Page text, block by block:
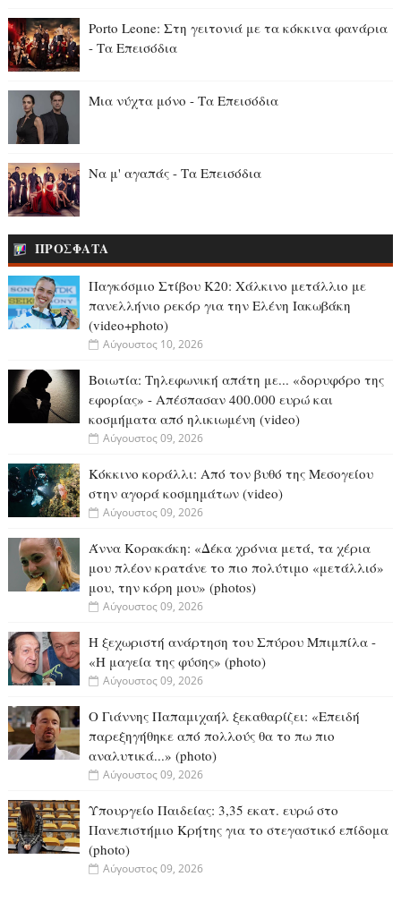
Porto Leone: Στη γειτονιά με τα κόκκιvα φαvάρια
- Τα Επεισόδια
Μια νύχτα μόνο - Τα Επεισόδια
Να μ' αγαπάς - Τα Επεισόδια
ΠΡΟΣΦΑΤΑ
Παγκόσμιο Στίβου Κ20: Χάλκινο μετάλλιο με
πανελλήνιο ρεκόρ για την Ελένη Ιακωβάκη
(video+photo)
Αύγουστος 10, 2026
Βοιωτία: Tηλεφωνική απάτη με... «δορυφόρο της
εφορίας» - Απέσπασαν 400.000 ευρώ και
κοσμήματα από ηλικιωμένη (video)
Αύγουστος 09, 2026
Κόκκινο κοράλλι: Από τον βυθό της Μεσογείου
στην αγορά κοσμημάτων (video)
Αύγουστος 09, 2026
Άννα Κορακάκη: «Δέκα χρόνια μετά, τα χέρια
μου πλέον κρατάνε το πιο πολύτιμο «μετάλλιό»
μου, την κόρη μου» (photos)
Αύγουστος 09, 2026
Η ξεχωριστή ανάρτηση του Σπύρου Μπιμπίλα -
«Η μαγεία της φύσης» (photo)
Αύγουστος 09, 2026
O Γιάννης Παπαμιχαήλ ξεκαθαρίζει: «Επειδή
παρεξηγήθηκε από πολλούς θα το πω πιο
αναλυτικά...» (photo)
Αύγουστος 09, 2026
Υπουργείο Παιδείας: 3,35 εκατ. ευρώ στο
Πανεπιστήμιο Κρήτης για το στεγαστικό επίδομα
(photo)
Αύγουστος 09, 2026